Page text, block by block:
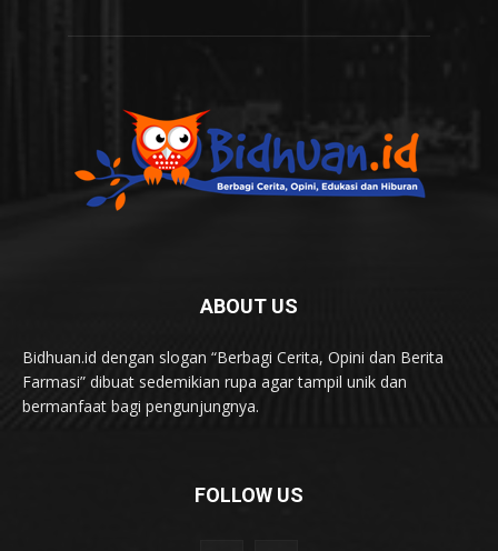
ABOUT US
Bidhuan.id dengan slogan “Berbagi Cerita, Opini dan Berita
Farmasi” dibuat sedemikian rupa agar tampil unik dan
bermanfaat bagi pengunjungnya.
FOLLOW US